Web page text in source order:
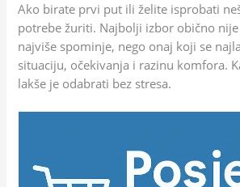
Ako birate prvi put ili želite isprobati
potrebe žuriti. Najbolji izbor obično
najviše spominje, nego onaj koji se
situaciju, očekivanja i razinu komfora.
lakše je odabrati bez stresa.